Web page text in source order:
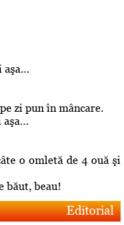
aşa…
zi pun în mâncare.
aşa…
o omletă de 4 ouă şi
băut, beau!
Editorial